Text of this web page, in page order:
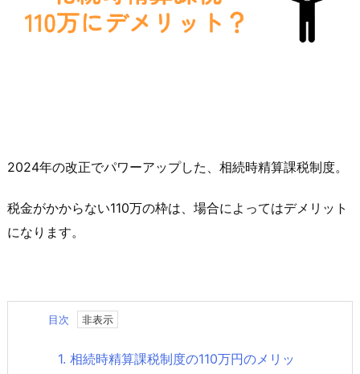
2024年の改正でパワーアップした、相続時精算課税制度。
税金がかからない110万の枠は、場合によってはデメリット
になります。
目次
1. 相続時精算課税制度の110万円のメリッ